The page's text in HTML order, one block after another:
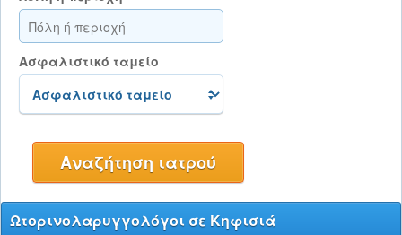
Ασφαλιστικό ταμείο
Ωτορινολαρυγγολόγοι σε Κηφισιά